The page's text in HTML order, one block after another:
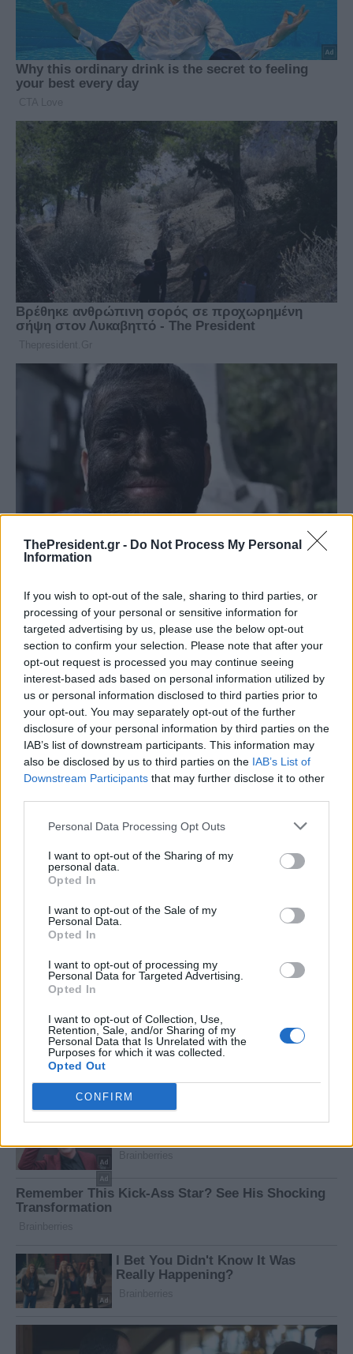
ThePresident.gr - Do Not Process My Personal
Information
If you wish to opt-out of the sale, sharing to third parties, or
processing of your personal or sensitive information for
targeted advertising by us, please use the below opt-out
section to confirm your selection. Please note that after your
opt-out request is processed you may continue seeing
interest-based ads based on personal information utilized by
us or personal information disclosed to third parties prior to
your opt-out. You may separately opt-out of the further
disclosure of your personal information by third parties on the
IAB’s list of downstream participants. This information may
also be disclosed by us to third parties on the IAB’s List of
Downstream Participants that may further disclose it to other
Personal Data Processing Opt Outs
I want to opt-out of the Sharing of my
personal data.
Opted In
I want to opt-out of the Sale of my
Personal Data.
Opted In
I want to opt-out of processing my
Personal Data for Targeted Advertising.
Opted In
I want to opt-out of Collection, Use,
Retention, Sale, and/or Sharing of my
Personal Data that Is Unrelated with the
Purposes for which it was collected.
Opted Out
CONFIRM